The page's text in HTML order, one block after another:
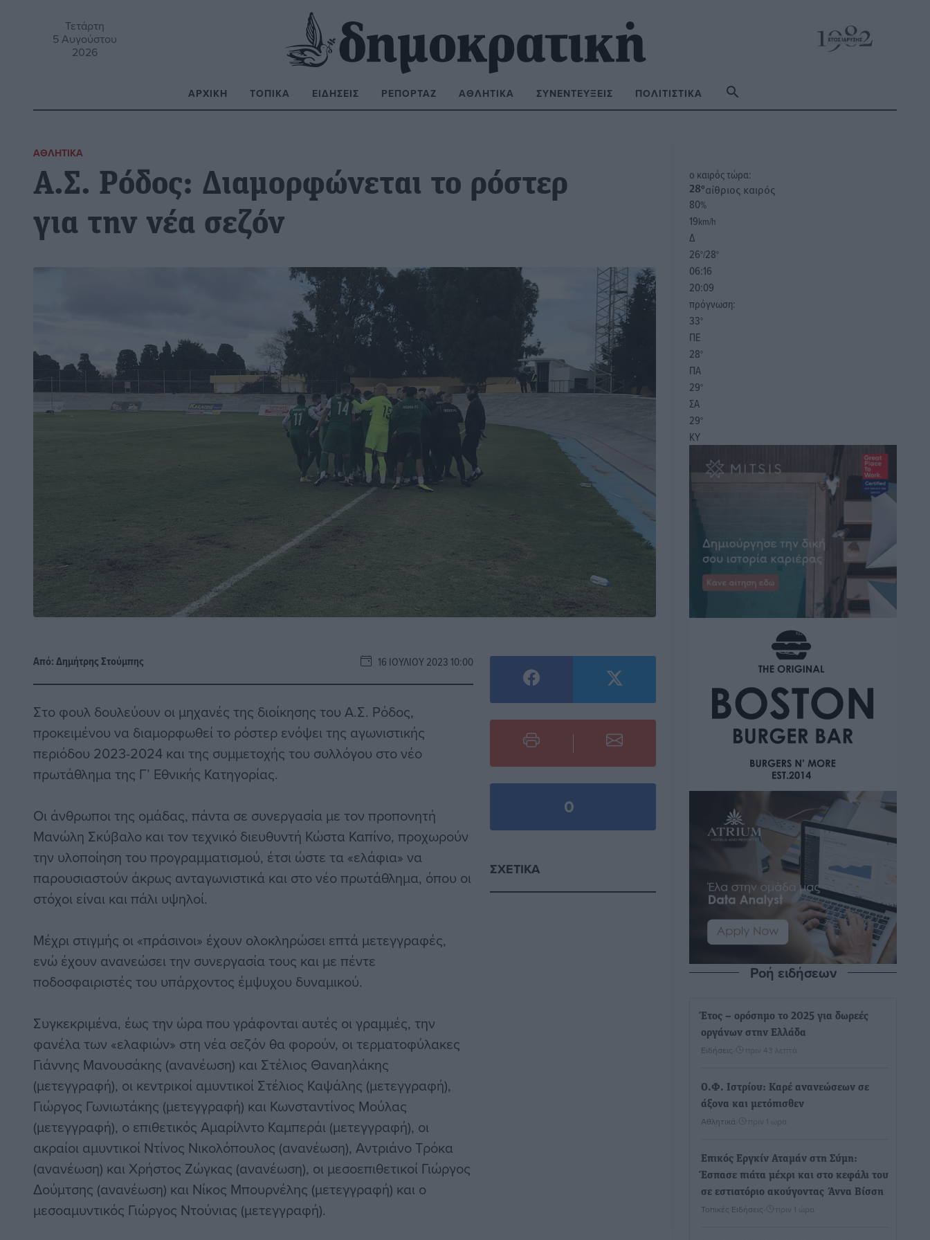
Τετάρτη
5 Αυγούστου
2026
ΑΡΧΙΚΉ ΤΟΠΙΚΆ ΕΙΔΉΣΕΙΣ ΡΕΠΟΡΤΆΖ ΑΘΛΗΤΙΚΆ ΣΥΝΕΝΤΕΎΞΕΙΣ ΠΟΛΙΤΙΣΤΙΚΆ
ΑΘΛΗΤΙΚΆ
Α.Σ. Ρόδος: Διαμορφώνεται το ρόστερ
για την νέα σεζόν
Από:Δημήτρης Στούμπης 16 ΙΟΥΛΊΟΥ 2023 10:00
Στο φουλ δουλεύουν οι μηχανές της διοίκησης του Α.Σ. Ρόδος,
προκειμένου να διαμορφωθεί το ρόστερ ενόψει της αγωνιστικής
περιόδου 2023-2024 και της συμμετοχής του συλλόγου στο νέο
πρωτάθλημα της Γ’ Εθνικής Κατηγορίας.
Οι άνθρωποι της ομάδας, πάντα σε συνεργασία με τον προπονητή
Μανώλη Σκύβαλο και τον τεχνικό διευθυντή Κώστα Καπίνο, προχωρούν
την υλοποίηση του προγραμματισμού, έτσι ώστε τα «ελάφια» να
παρουσιαστούν άκρως ανταγωνιστικά και στο νέο πρωτάθλημα, όπου οι
στόχοι είναι και πάλι υψηλοί.
Μέχρι στιγμής οι «πράσινοι» έχουν ολοκληρώσει επτά μετεγγραφές,
ενώ έχουν ανανεώσει την συνεργασία τους και με πέντε
ποδοσφαιριστές του υπάρχοντος έμψυχου δυναμικού.
Συγκεκριμένα, έως την ώρα που γράφονται αυτές οι γραμμές, την
φανέλα των «ελαφιών» στη νέα σεζόν θα φορούν, οι τερματοφύλακες
Γιάννης Μανουσάκης (ανανέωση) και Στέλιος Θαναηλάκης
(μετεγγραφή), οι κεντρικοί αμυντικοί Στέλιος Καψάλης (μετεγγραφή),
Γιώργος Γωνιωτάκης (μετεγγραφή) και Κωνσταντίνος Μούλας
(μετεγγραφή), ο επιθετικός Αμαρίλντο Καμπεράι (μετεγγραφή), οι
ακραίοι αμυντικοί Ντίνος Νικολόπουλος (ανανέωση), Αντριάνο Τρόκα
(ανανέωση) και Χρήστος Ζώγκας (ανανέωση), οι μεσοεπιθετικοί Γιώργος
Δούμτσης (ανανέωση) και Νίκος Μπουρνέλης (μετεγγραφή) και ο
μεσοαμυντικός Γιώργος Ντούνιας (μετεγγραφή).
0
ΣΧΕΤΙΚΆ
o καιρός τώρα:
28°αίθριος καιρός
80%
19km/h
Δ
26°/28°
06:16
20:09
πρόγνωση:
33°
ΠΕ
28°
ΠΑ
29°
ΣΑ
29°
ΚΥ
Ροή ειδήσεων
Έτος – ορόσημο το 2025 για δωρεές
οργάνων στην Ελλάδα
Ειδήσεις πριν 43 λεπτά
Ο.Φ. Ιστρίου: Καρέ ανανεώσεων σε
άξονα και μετόπισθεν
Αθλητικά πριν 1 ώρα
Επικός Εργκίν Αταμάν στη Σύμη:
Έσπασε πιάτα μέχρι και στο κεφάλι του
σε εστιατόριο ακούγοντας Άννα Βίσση
Τοπικές Ειδήσεις πριν 1 ώρα